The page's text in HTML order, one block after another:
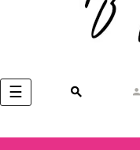
Basculer
la
☰